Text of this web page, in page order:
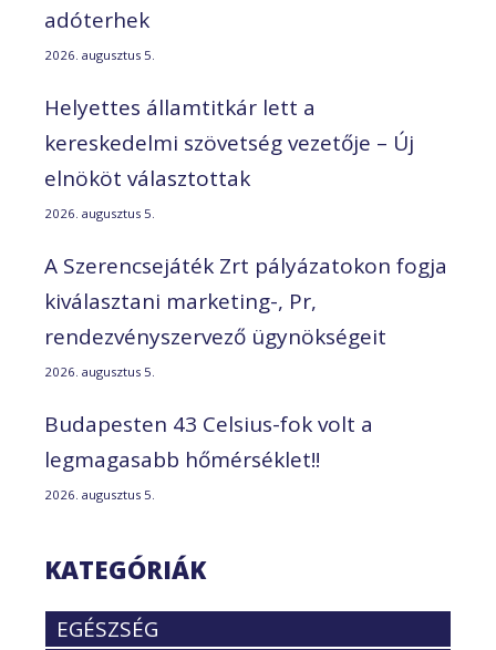
adóterhek
2026. augusztus 5.
Helyettes államtitkár lett a
kereskedelmi szövetség vezetője – Új
elnököt választottak
2026. augusztus 5.
A Szerencsejáték Zrt pályázatokon fogja
kiválasztani marketing-, Pr,
rendezvényszervező ügynökségeit
2026. augusztus 5.
Budapesten 43 Celsius-fok volt a
legmagasabb hőmérséklet!!
2026. augusztus 5.
KATEGÓRIÁK
EGÉSZSÉG